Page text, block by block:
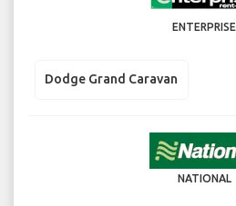
ENTERPRISE
Dodge Grand Caravan
NATIONAL